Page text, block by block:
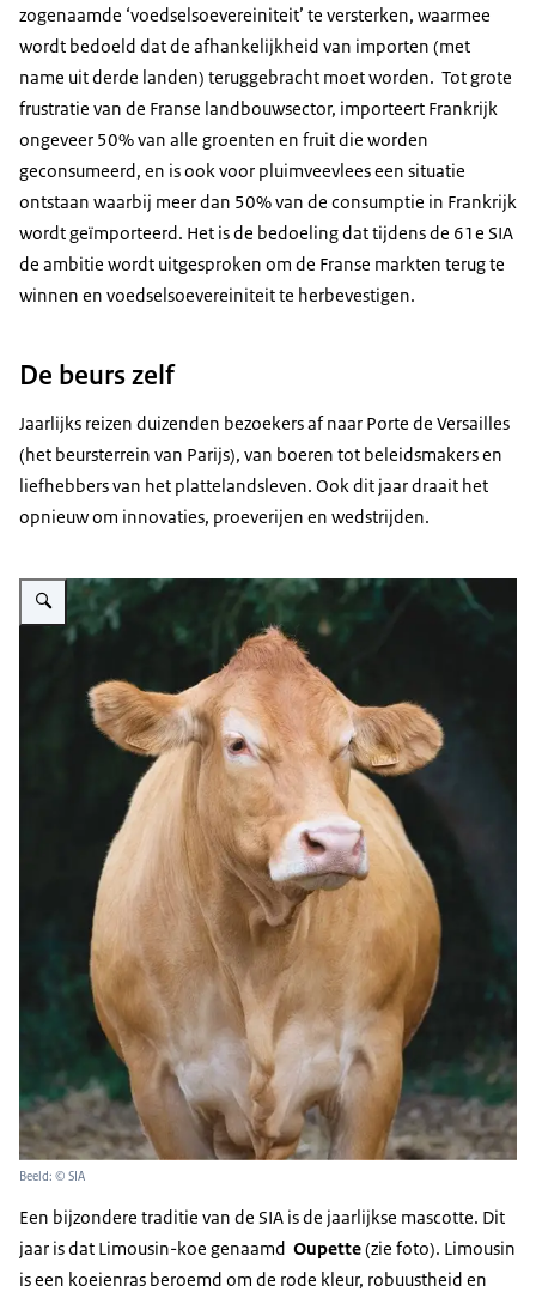
zogenaamde ‘voedselsoevereiniteit’ te versterken, waarmee
wordt bedoeld dat de afhankelijkheid van importen (met
name uit derde landen) teruggebracht moet worden. Tot grote
frustratie van de Franse landbouwsector, importeert Frankrijk
ongeveer 50% van alle groenten en fruit die worden
geconsumeerd, en is ook voor pluimveevlees een situatie
ontstaan waarbij meer dan 50% van de consumptie in Frankrijk
wordt geïmporteerd. Het is de bedoeling dat tijdens de 61e SIA
de ambitie wordt uitgesproken om de Franse markten terug te
winnen en voedselsoevereiniteit te herbevestigen.
De beurs zelf
Jaarlijks reizen duizenden bezoekers af naar Porte de Versailles
(het beursterrein van Parijs), van boeren tot beleidsmakers en
liefhebbers van het plattelandsleven. Ook dit jaar draait het
opnieuw om innovaties, proeverijen en wedstrijden.
Vergroot afbeelding Oupette_Limousin
Beeld: © SIA
Een bijzondere traditie van de SIA is de jaarlijkse mascotte. Dit
jaar is dat Limousin-koe genaamd Oupette(zie foto). Limousin
is een koeienras beroemd om de rode kleur, robuustheid en